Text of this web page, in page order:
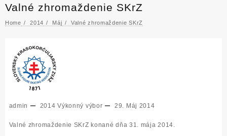
Valné zhromaždenie SKrZ
Home 2014 Máj Valné zhromaždenie SKrZ
admin 2014 Výkonný výbor 29. Máj 2014
Valné zhromaždenie SKrZ konané dňa 31. mája 2014.